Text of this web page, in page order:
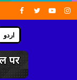
Twitter
Facebook
اردو